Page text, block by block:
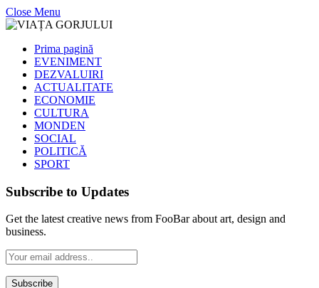
Close Menu
Prima pagină
EVENIMENT
DEZVALUIRI
ACTUALITATE
ECONOMIE
CULTURA
MONDEN
SOCIAL
POLITICĂ
SPORT
Subscribe to Updates
Get the latest creative news from FooBar about art, design and
business.